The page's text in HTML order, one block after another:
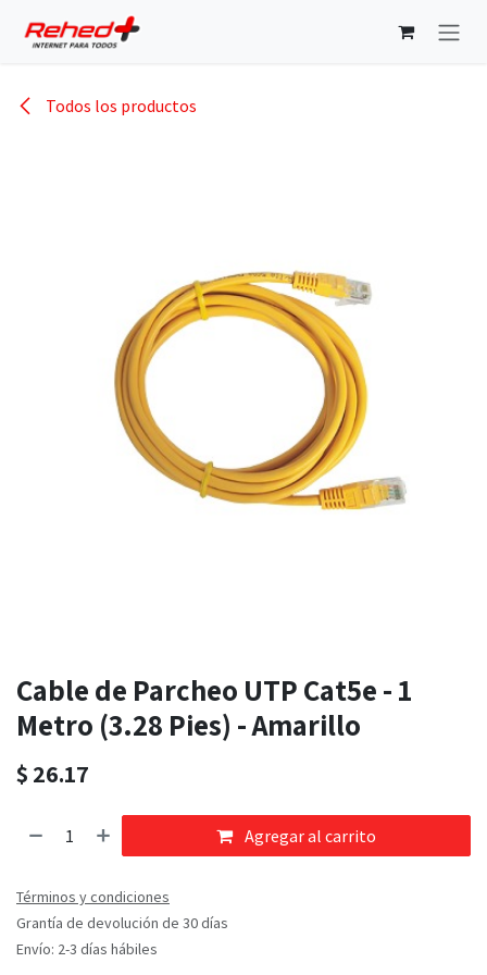
Todos los productos
Cable de Parcheo UTP Cat5e - 1
Metro (3.28 Pies) - Amarillo
$ 26.17
Agregar al carrito
Términos y condiciones
Grantía de devolución de 30 días
Envío: 2-3 días hábiles